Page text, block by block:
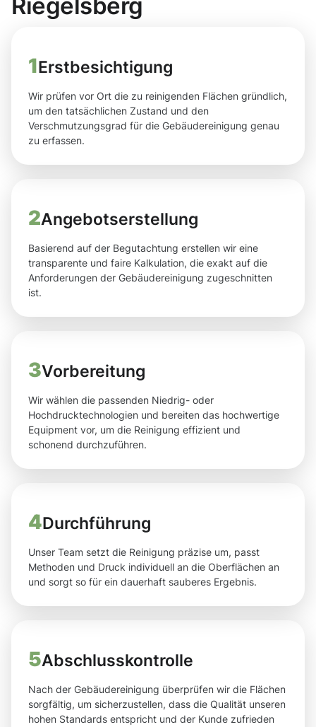
Riegelsberg
1Erstbesichtigung
Wir prüfen vor Ort die zu reinigenden Flächen gründlich,
um den tatsächlichen Zustand und den
Verschmutzungsgrad für die Gebäudereinigung genau
zu erfassen.
2Angebotserstellung
Basierend auf der Begutachtung erstellen wir eine
transparente und faire Kalkulation, die exakt auf die
Anforderungen der Gebäudereinigung zugeschnitten
ist.
3Vorbereitung
Wir wählen die passenden Niedrig- oder
Hochdrucktechnologien und bereiten das hochwertige
Equipment vor, um die Reinigung effizient und
schonend durchzuführen.
4Durchführung
Unser Team setzt die Reinigung präzise um, passt
Methoden und Druck individuell an die Oberflächen an
und sorgt so für ein dauerhaft sauberes Ergebnis.
5Abschlusskontrolle
Nach der Gebäudereinigung überprüfen wir die Flächen
sorgfältig, um sicherzustellen, dass die Qualität unseren
hohen Standards entspricht und der Kunde zufrieden